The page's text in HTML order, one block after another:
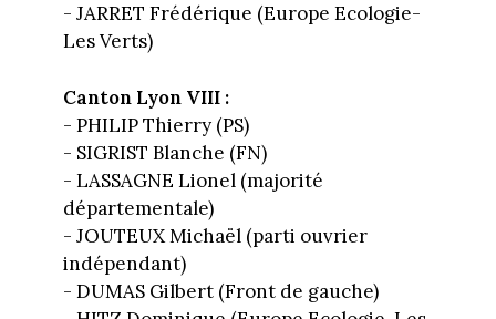
- JARRET Frédérique (Europe Ecologie-
Les Verts)
Canton Lyon VIII :
- PHILIP Thierry (PS)
- SIGRIST Blanche (FN)
- LASSAGNE Lionel (majorité
départementale)
- JOUTEUX Michaël (parti ouvrier
indépendant)
- DUMAS Gilbert (Front de gauche)